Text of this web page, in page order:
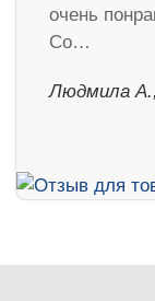
очень
Со…
Людмила